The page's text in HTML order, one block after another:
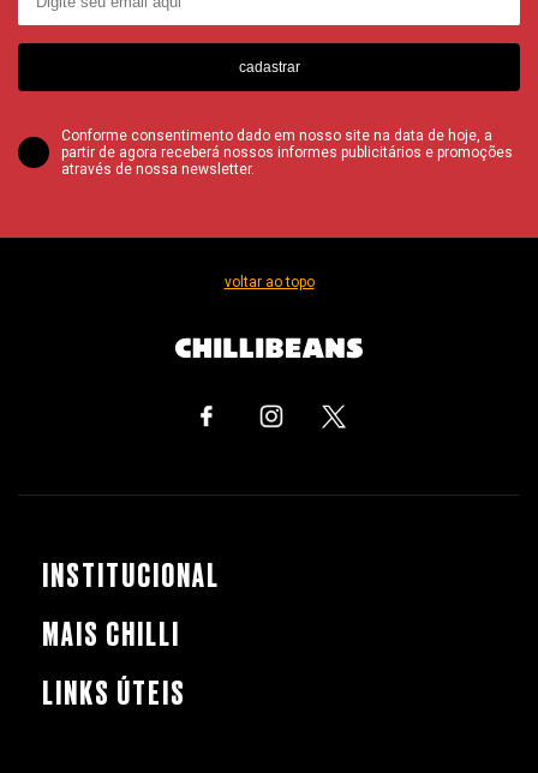
cadastrar
Conforme consentimento dado em nosso site na data de hoje, a
partir de agora receberá nossos informes publicitários e promoções
através de nossa newsletter.
voltar ao topo
INSTITUCIONAL
MAIS CHILLI
LINKS ÚTEIS